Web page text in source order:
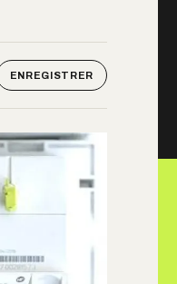
ENREGISTRER